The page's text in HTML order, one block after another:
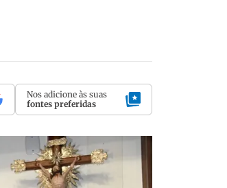
Nos adicione às suas
fontes preferidas